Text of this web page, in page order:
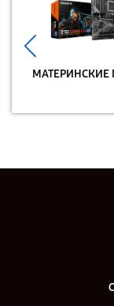
МАТЕРИНСКИЕ